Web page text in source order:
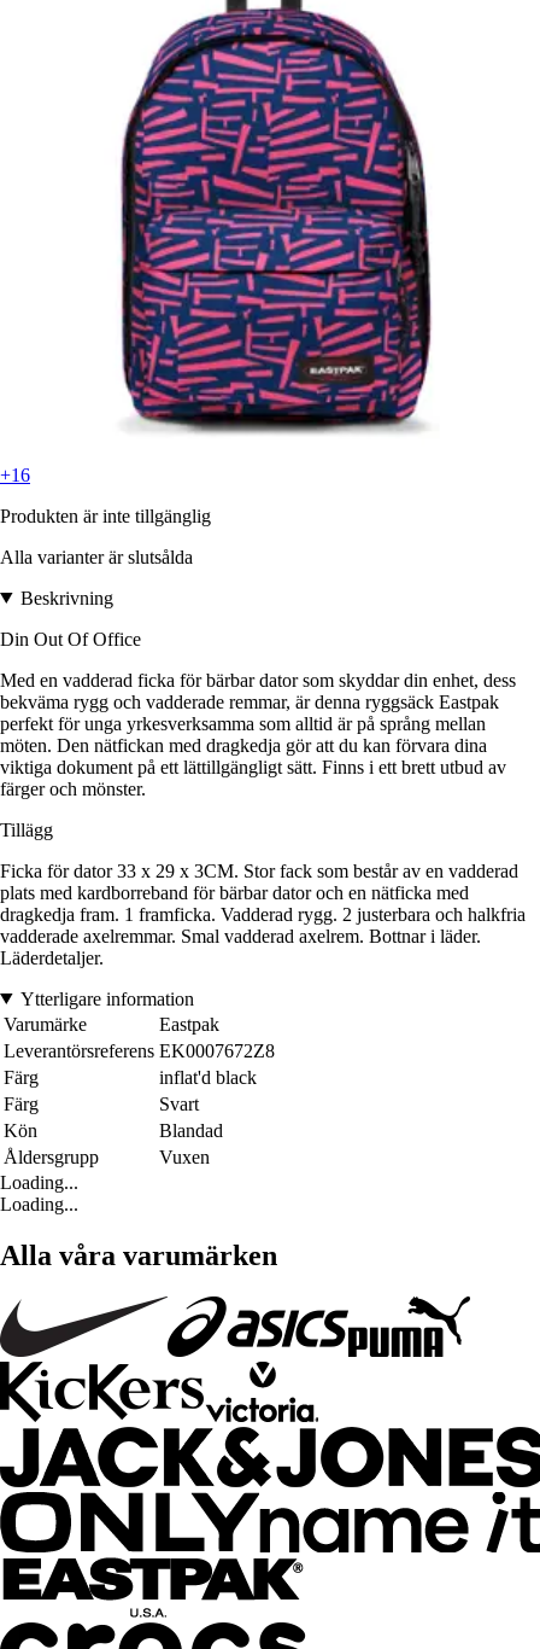
+16
Produkten är inte tillgänglig
Alla varianter är slutsålda
Beskrivning
Din Out Of Office
Med en vadderad ficka för bärbar dator som skyddar din enhet, dess
bekväma rygg och vadderade remmar, är denna ryggsäck Eastpak
perfekt för unga yrkesverksamma som alltid är på språng mellan
möten. Den nätfickan med dragkedja gör att du kan förvara dina
viktiga dokument på ett lättillgängligt sätt. Finns i ett brett utbud av
färger och mönster.
Tillägg
Ficka för dator 33 x 29 x 3CM. Stor fack som består av en vadderad
plats med kardborreband för bärbar dator och en nätficka med
dragkedja fram. 1 framficka. Vadderad rygg. 2 justerbara och halkfria
vadderade axelremmar. Smal vadderad axelrem. Bottnar i läder.
Läderdetaljer.
Ytterligare information
Varumärke
Eastpak
Leverantörsreferens EK0007672Z8
Färg
inflat'd black
Färg
Svart
Kön
Blandad
Åldersgrupp
Vuxen
Loading...
Loading...
Alla våra varumärken